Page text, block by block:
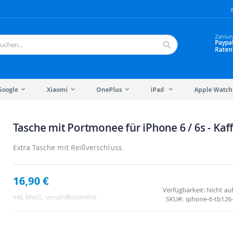
Xiaomi OnePlus iPad Apple Watch
Tasche mit Portmonee für iPhone 6 / 6s -
Extra Tasche mit Reißverschluss
16,90 €
Inkl. MwSt. , versandkostenfrei
Verfügbarkeit: Nicht
SKU
iphone-6-